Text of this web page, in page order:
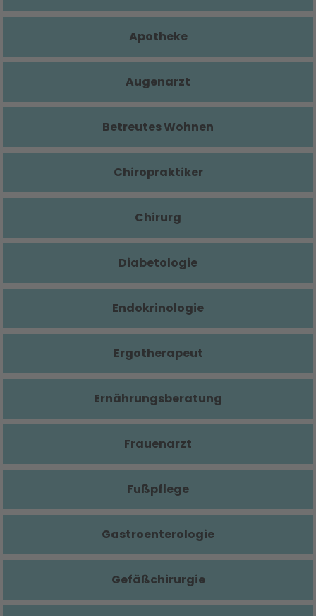
Apotheke
Augenarzt
Betreutes Wohnen
Chiropraktiker
Chirurg
Diabetologie
Endokrinologie
Ergotherapeut
Ernährungsberatung
Frauenarzt
Fußpflege
Gastroenterologie
Gefäßchirurgie